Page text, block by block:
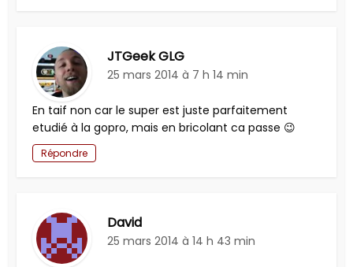
JTGeek GLG
25 mars 2014 à 7 h 14 min
En taif non car le super est juste parfaitement
etudié à la gopro, mais en bricolant ca passe 😉
Répondre
David
25 mars 2014 à 14 h 43 min